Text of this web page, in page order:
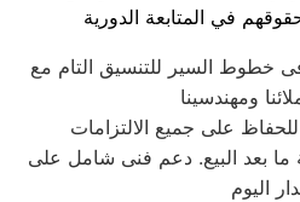
خطوط السير للتنسيق التام مع
ومهندسينا
على جميع الالتزامات
ما بعد البيع. دعم فنى شامل على
اليوم